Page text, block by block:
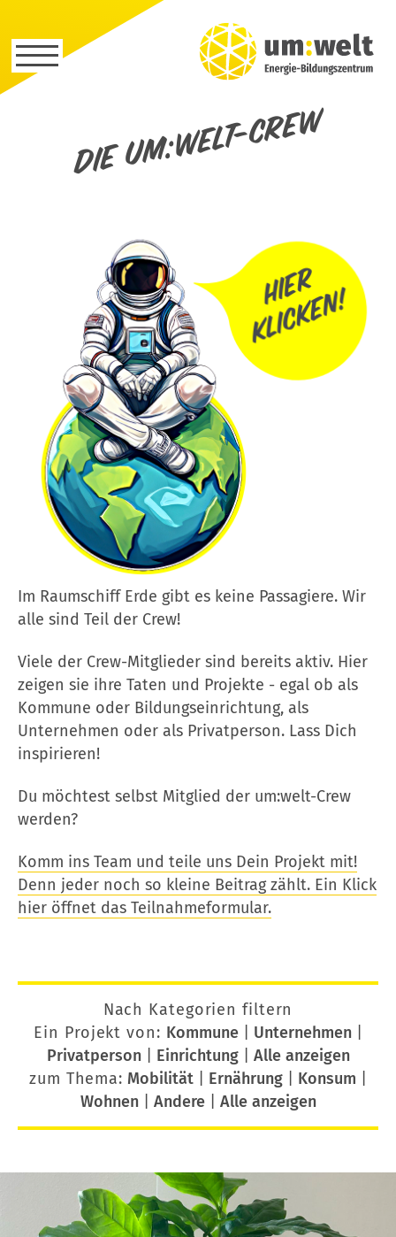
Die um:welt-Crew
Im Raumschiff Erde gibt es keine Passagiere. Wir
alle sind Teil der Crew!
Viele der Crew-Mitglieder sind bereits aktiv. Hier
zeigen sie ihre Taten und Projekte - egal ob als
Kommune oder Bildungseinrichtung, als
Unternehmen oder als Privatperson. Lass Dich
inspirieren!
Du möchtest selbst Mitglied der um:welt-Crew
werden?
Komm ins Team und teile uns Dein Projekt mit!
Denn jeder noch so kleine Beitrag zählt. Ein Klick
hier öffnet das Teilnahmeformular.
Nach Kategorien filtern
Ein Projekt von: Kommune| Unternehmen|
Privatperson| Einrichtung| Alle anzeigen
zum Thema: Mobilität Ernährung Konsum
Wohnen| Andere| Alle anzeigen